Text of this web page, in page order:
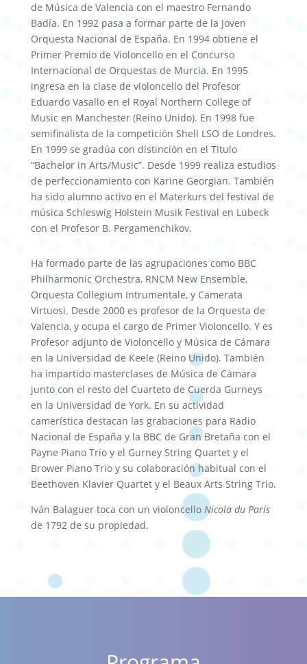
de Música de Valencia con el maestro Fernando
Badía. En 1992 pasa a formar parte de la Joven
Orquesta Nacional de España. En 1994 obtiene el
Primer Premio de Violoncello en el Concurso
Internacional de Orquestas de Murcia. En 1995
ingresa en la clase de violoncello del Profesor
Eduardo Vasallo en el Royal Northern College of
Music en Manchester (Reino Unido). En 1998 fue
semifinalista de la competición Shell LSO de Londres.
En 1999 se gradúa con distinción en el Titulo
“Bachelor in Arts/Music”. Desde 1999 realiza estudios
de perfeccionamiento con Karine Georgian. También
ha sido alumno activo en el Materkurs del festival de
música Schleswig Holstein Musik Festival en Lübeck
con el Profesor B. Pergamenchikov.
Ha formado parte de las agrupaciones como BBC
Philharmonic Orchestra, RNCM New Ensemble,
Orquesta Collegium Intrumentale, y Camerata
Virtuosi. Desde 2000 es profesor de la Orquesta de
Valencia, y ocupa el cargo de Primer Violoncello. Y es
Profesor adjunto de Violoncello y Música de Cámara
en la Universidad de Keele (Reino Unido). También
ha impartido masterclases de Música de Cámara
junto con el resto del Cuarteto de Cuerda Gurneys
en la Universidad de York. En su actividad
camerística destacan las grabaciones para Radio
Nacional de España y la BBC de Gran Bretaña con el
Payne Piano Trio y el Gurney String Quartet y el
Brower Piano Trio y su colaboración habitual con el
Beethoven Klavier Quartet y el Beaux Arts String Trio.
Iván Balaguer toca con un violoncello Nicola du Paris
de 1792 de su propiedad.